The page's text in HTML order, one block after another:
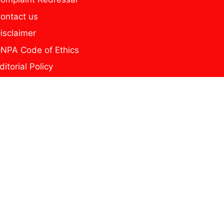
us
Code of Ethics
Policy